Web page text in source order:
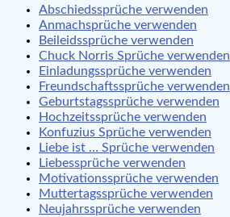
Abschiedssprüche verwenden
Anmachsprüche verwenden
Beileidssprüche verwenden
Chuck Norris Sprüche verwenden
Einladungssprüche verwenden
Freundschaftssprüche verwenden
Geburtstagssprüche verwenden
Hochzeitssprüche verwenden
Konfuzius Sprüche verwenden
Liebe ist … Sprüche verwenden
Liebessprüche verwenden
Motivationssprüche verwenden
Muttertagssprüche verwenden
Neujahrssprüche verwenden